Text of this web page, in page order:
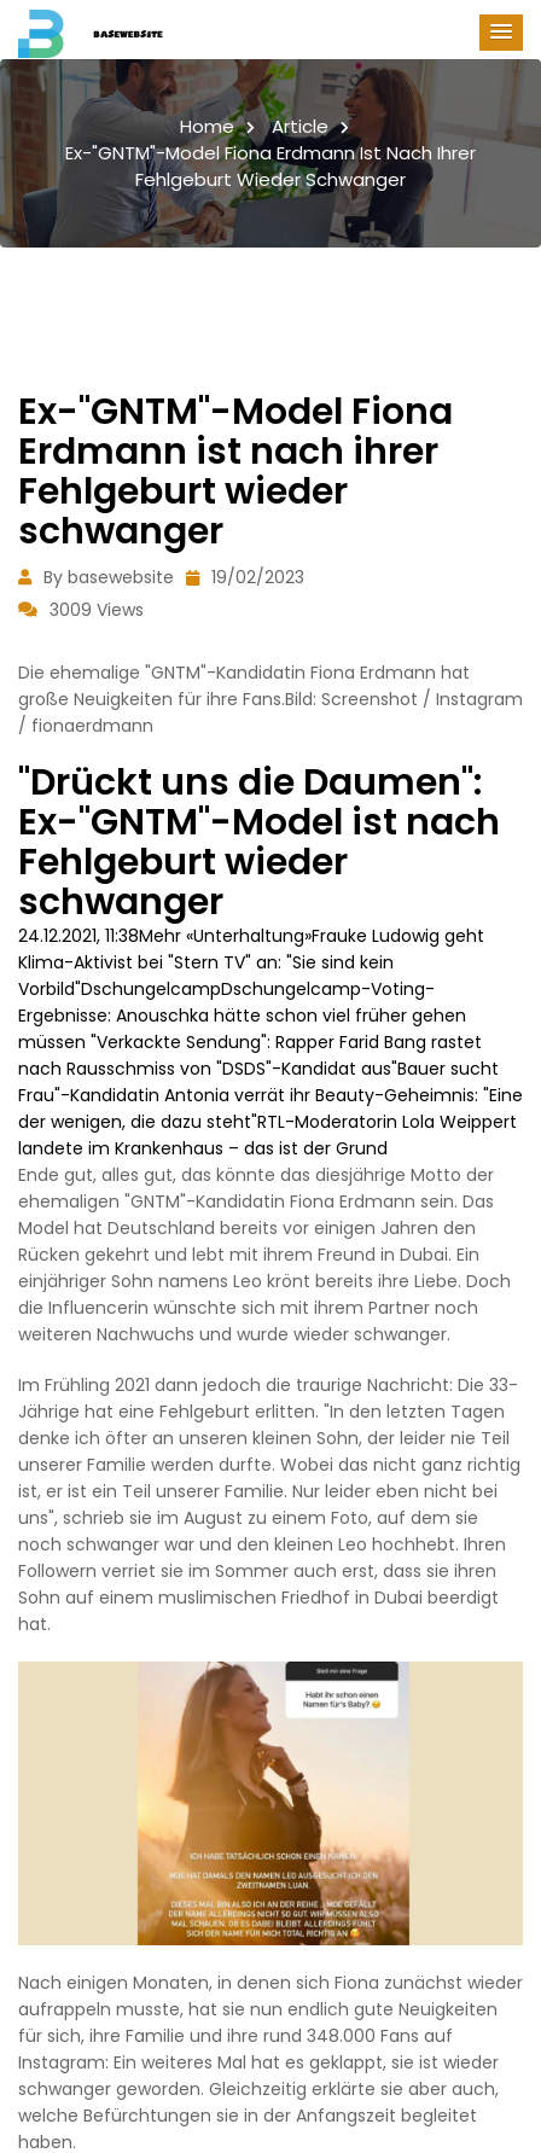
Home
Article
Ex-"GNTM"-Model Fiona Erdmann Ist Nach Ihrer
Fehlgeburt Wieder Schwanger
Ex-"GNTM"-Model Fiona
Erdmann ist nach ihrer
Fehlgeburt wieder
schwanger
By basewebsite
19/02/2023
3009 Views
Die ehemalige "GNTM"-Kandidatin Fiona Erdmann hat
große Neuigkeiten für ihre Fans.Bild: Screenshot / Instagram
/ fionaerdmann
"Drückt uns die Daumen":
Ex-"GNTM"-Model ist nach
Fehlgeburt wieder
schwanger
24.12.2021, 11:38Mehr «Unterhaltung»Frauke Ludowig geht
Klima-Aktivist bei "Stern TV" an: "Sie sind kein
Vorbild"DschungelcampDschungelcamp-Voting-
Ergebnisse: Anouschka hätte schon viel früher gehen
müssen "Verkackte Sendung": Rapper Farid Bang rastet
nach Rausschmiss von "DSDS"-Kandidat aus"Bauer sucht
Frau"-Kandidatin Antonia verrät ihr Beauty-Geheimnis: "Eine
der wenigen, die dazu steht"RTL-Moderatorin Lola Weippert
landete im Krankenhaus – das ist der Grund
Ende gut, alles gut, das könnte das diesjährige Motto der
ehemaligen "GNTM"-Kandidatin Fiona Erdmann sein. Das
Model hat Deutschland bereits vor einigen Jahren den
Rücken gekehrt und lebt mit ihrem Freund in Dubai. Ein
einjähriger Sohn namens Leo krönt bereits ihre Liebe. Doch
die Influencerin wünschte sich mit ihrem Partner noch
weiteren Nachwuchs und wurde wieder schwanger.
Im Frühling 2021 dann jedoch die traurige Nachricht: Die 33-
Jährige hat eine Fehlgeburt erlitten. "In den letzten Tagen
denke ich öfter an unseren kleinen Sohn, der leider nie Teil
unserer Familie werden durfte. Wobei das nicht ganz richtig
ist, er ist ein Teil unserer Familie. Nur leider eben nicht bei
uns", schrieb sie im August zu einem Foto, auf dem sie
noch schwanger war und den kleinen Leo hochhebt. Ihren
Followern verriet sie im Sommer auch erst, dass sie ihren
Sohn auf einem muslimischen Friedhof in Dubai beerdigt
hat.
Nach einigen Monaten, in denen sich Fiona zunächst wieder
aufrappeln musste, hat sie nun endlich gute Neuigkeiten
für sich, ihre Familie und ihre rund 348.000 Fans auf
Instagram: Ein weiteres Mal hat es geklappt, sie ist wieder
schwanger geworden. Gleichzeitig erklärte sie aber auch,
welche Befürchtungen sie in der Anfangszeit begleitet
haben.